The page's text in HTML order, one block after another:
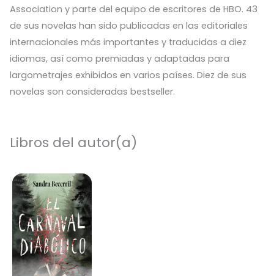
Association y parte del equipo de escritores de HBO. 43
de sus novelas han sido publicadas en las editoriales
internacionales más importantes y traducidas a diez
idiomas, así como premiadas y adaptadas para
largometrajes exhibidos en varios países. Diez de sus
novelas son consideradas bestseller.
Libros del autor(a)